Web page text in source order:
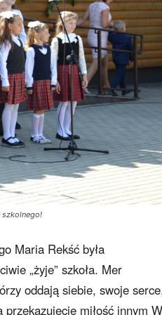
szkolnego!
Maria Rekść była
„żyje” szkoła. Mer
oddają siebie, swoje
miłość innym